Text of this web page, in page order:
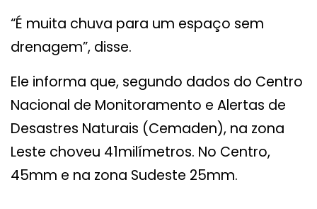
“É muita chuva para um espaço sem
drenagem”, disse.
Ele informa que, segundo dados do Centro
Nacional de Monitoramento e Alertas de
Desastres Naturais (Cemaden), na zona
Leste choveu 41milímetros. No Centro,
45mm e na zona Sudeste 25mm.